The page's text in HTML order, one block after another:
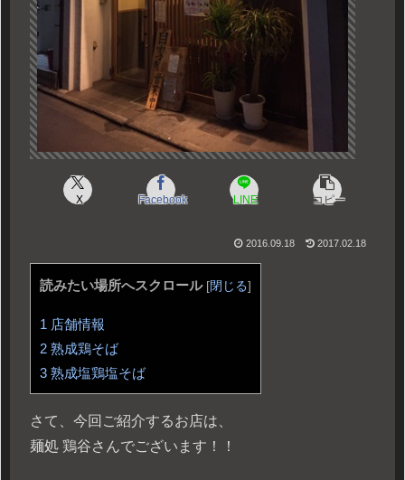
X Facebook LINE コピー
2016.09.18 2017.02.18
読みたい場所へスクロール [閉じる]
1 店舗情報
2 熟成鶏そば
3 熟成塩鶏塩そば
さて、今回ご紹介するお店は、
麺処 鶏谷さんでございます！！